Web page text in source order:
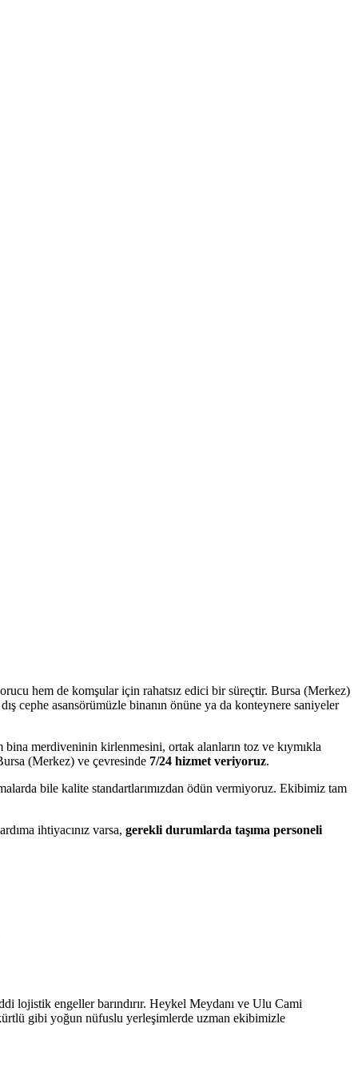
hem de komşular için rahatsız edici bir süreçtir. Bursa (Merkez)
cephe asansörümüzle binanın önüne ya da konteynere saniyeler
merdiveninin kirlenmesini, ortak alanların toz ve kıymıkla
(Merkez) ve çevresinde 7/24 hizmet veriyoruz.
bile kalite standartlarımızdan ödün vermiyoruz. Ekibimiz tam
ihtiyacınız varsa, gerekli durumlarda taşıma personeli
lojistik engeller barındırır. Heykel Meydanı ve Ulu Cami
gibi yoğun nüfuslu yerleşimlerde uzman ekibimizle